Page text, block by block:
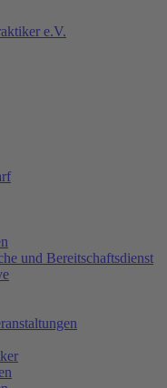
und Bereitschaftsdienst